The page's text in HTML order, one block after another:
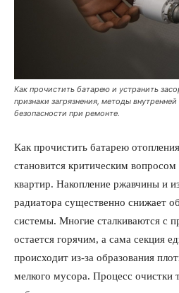
Как прочистить батарею и устранить
признаки загрязнения, методы
безопасности при ремонте.
Как прочистить батарею
становится критическим
квартир. Накопление ржавчины и
радиатора существенно снижает
системы. Многие сталкиваются с
остается горячим, а сама секция
происходит из-за образования
мелкого мусора. Процесс очистки